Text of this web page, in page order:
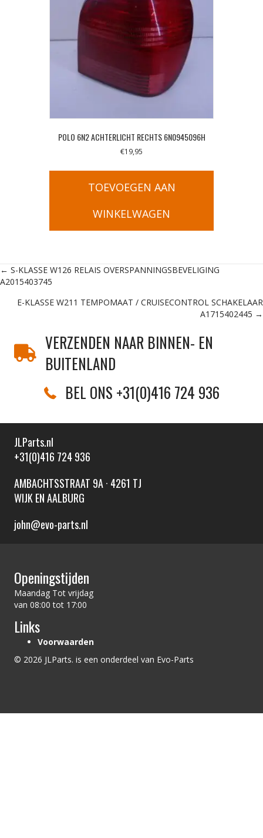
POLO 6N2 ACHTERLICHT RECHTS 6N0945096H
€19,95
TOEVOEGEN AAN
WINKELWAGEN
Posts
navigation
← S-KLASSE W126 RELAIS OVERSPANNINGSBEVELIGING
A2015403745
E-KLASSE W211 TEMPOMAAT / CRUISECONTROL SCHAKELAAR
A1715402445 →
VERZENDEN NAAR BINNEN- EN
BUITENLAND
BEL ONS +31(0)416 724 936
JLParts.nl
+31(0)416 724 936
AMBACHTSSTRAAT 9A · 4261 TJ
WIJK EN AALBURG
john@evo-parts.nl
Openingstijden
Maandag Tot vrijdag
van 08:00 tot 17:00
Links
Voorwaarden
© 2026 JLParts. is een onderdeel van Evo-Parts